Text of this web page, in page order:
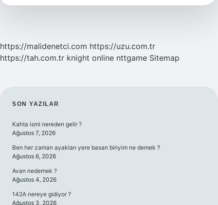
https://malidenetci.com https://uzu.com.tr
https://tah.com.tr knight online nttgame Sitemap
SIDEBAR
SON YAZILAR
Kahta ismi nereden gelir ?
Ağustos 7, 2026
Ben her zaman ayakları yere basan biriyim ne demek ?
Ağustos 6, 2026
Avan nedemek ?
Ağustos 4, 2026
142A nereye gidiyor ?
Ağustos 3, 2026